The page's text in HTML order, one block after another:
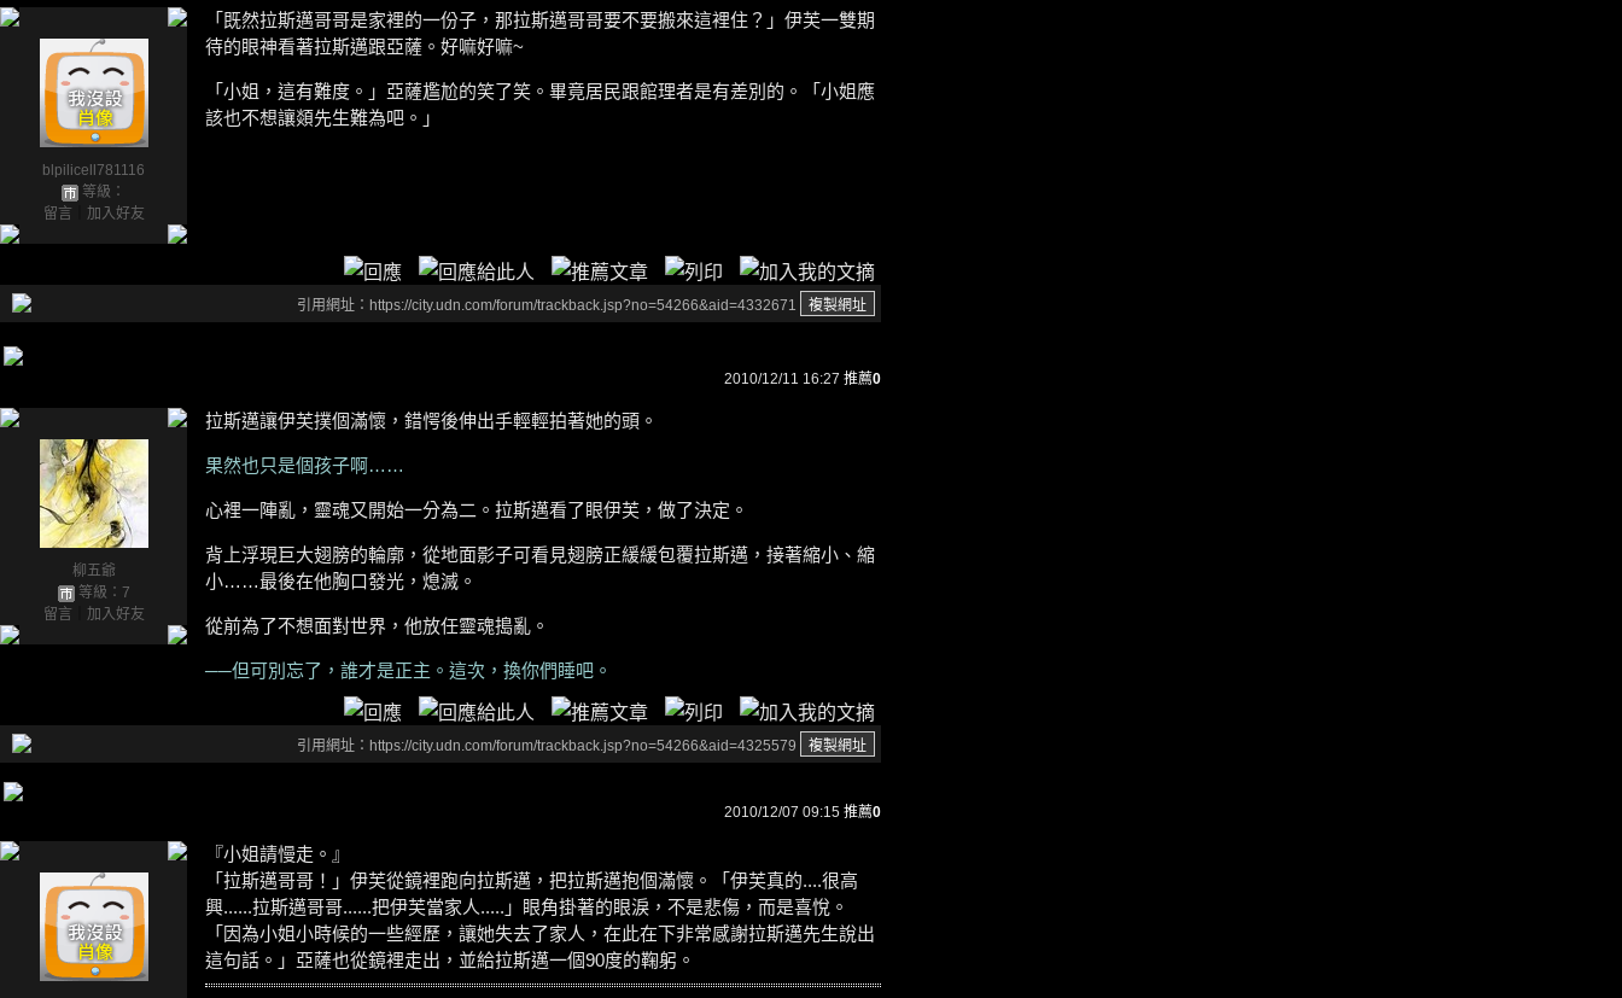
blpilicell781116
等級：
留言
加入好友
「既然拉斯邁哥哥是家裡的一份子，那拉斯邁哥哥要不要搬來這裡住？」伊芙一雙期
待的眼神看著拉斯邁跟亞薩。好嘛好嘛~
「小姐，這有難度。」亞薩尷尬的笑了笑。畢竟居民跟館理者是有差別的。「小姐應
該也不想讓顃先生難為吧。」
引用網址：https://city.udn.com/forum/trackback.jsp?no=54266&aid=4332671
2010/12/11 16:27 推薦0
柳五爺
等級：7
留言
加入好友
拉斯邁讓伊芙撲個滿懷，錯愕後伸出手輕輕拍著她的頭。
果然也只是個孩子啊……
心裡一陣亂，靈魂又開始一分為二。拉斯邁看了眼伊芙，做了決定。
背上浮現巨大翅膀的輪廓，從地面影子可看見翅膀正緩緩包覆拉斯邁，接著縮小、縮
小……最後在他胸口發光，熄滅。
從前為了不想面對世界，他放任靈魂搗亂。
──但可別忘了，誰才是正主。這次，換你們睡吧。
引用網址：https://city.udn.com/forum/trackback.jsp?no=54266&aid=4325579
2010/12/07 09:15 推薦0
『小姐請慢走。』
「拉斯邁哥哥！」伊芙從鏡裡跑向拉斯邁，把拉斯邁抱個滿懷。「伊芙真的....很高
興......拉斯邁哥哥......把伊芙當家人.....」眼角掛著的眼淚，不是悲傷，而是喜悅。
「因為小姐小時候的一些經歷，讓她失去了家人，在此在下非常感謝拉斯邁先生說出
這句話。」亞薩也從鏡裡走出，並給拉斯邁一個90度的鞠躬。